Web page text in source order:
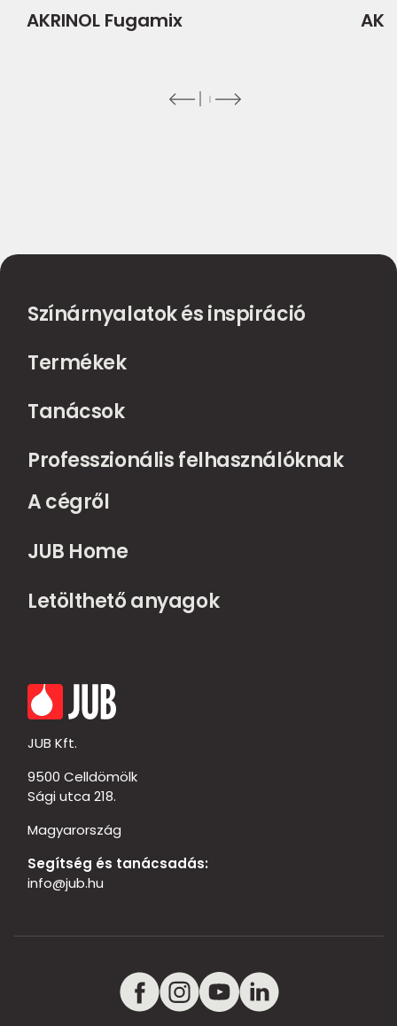
AKRINOL Fugamix
Színárnyalatok és inspiráció
Termékek
Tanácsok
Professzionális felhasználóknak
A cégről
JUB Home
Letölthető anyagok
JUB Kft.
9500 Celldömölk
Sági utca 218.
Magyarország
Segítség és tanácsadás:
info@jub.hu